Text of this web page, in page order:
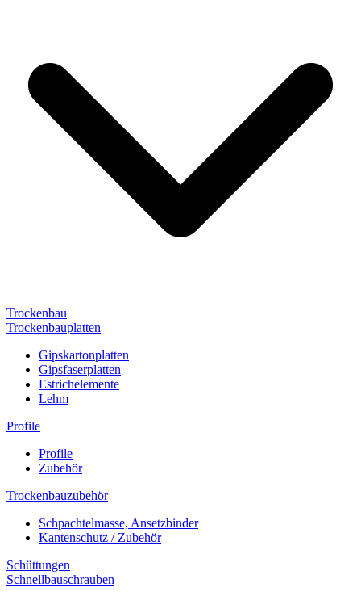
Trockenbau
Trockenbauplatten
Gipskartonplatten
Gipsfaserplatten
Estrichelemente
Lehm
Profile
Profile
Zubehör
Trockenbauzubehör
Schpachtelmasse, Ansetzbinder
Kantenschutz / Zubehör
Schüttungen
Schnellbauschrauben